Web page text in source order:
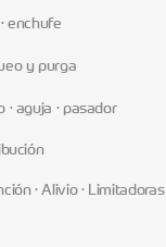
enchufe
y purga
aguja · pasador
· Alivio · Limitadoras